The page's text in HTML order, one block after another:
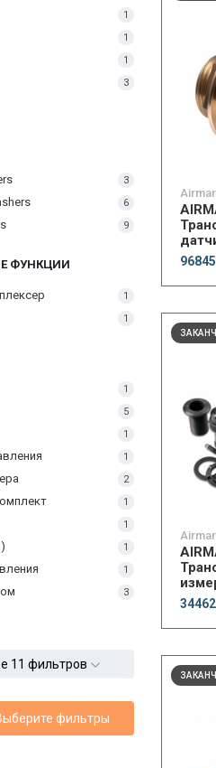
1
1
1
3
3
6
9
ФУНКЦИИ
1
1
1
5
1
1
2
1
1
1
1
3
11 фильтров
фильтры
Airmar
Airmar
2000